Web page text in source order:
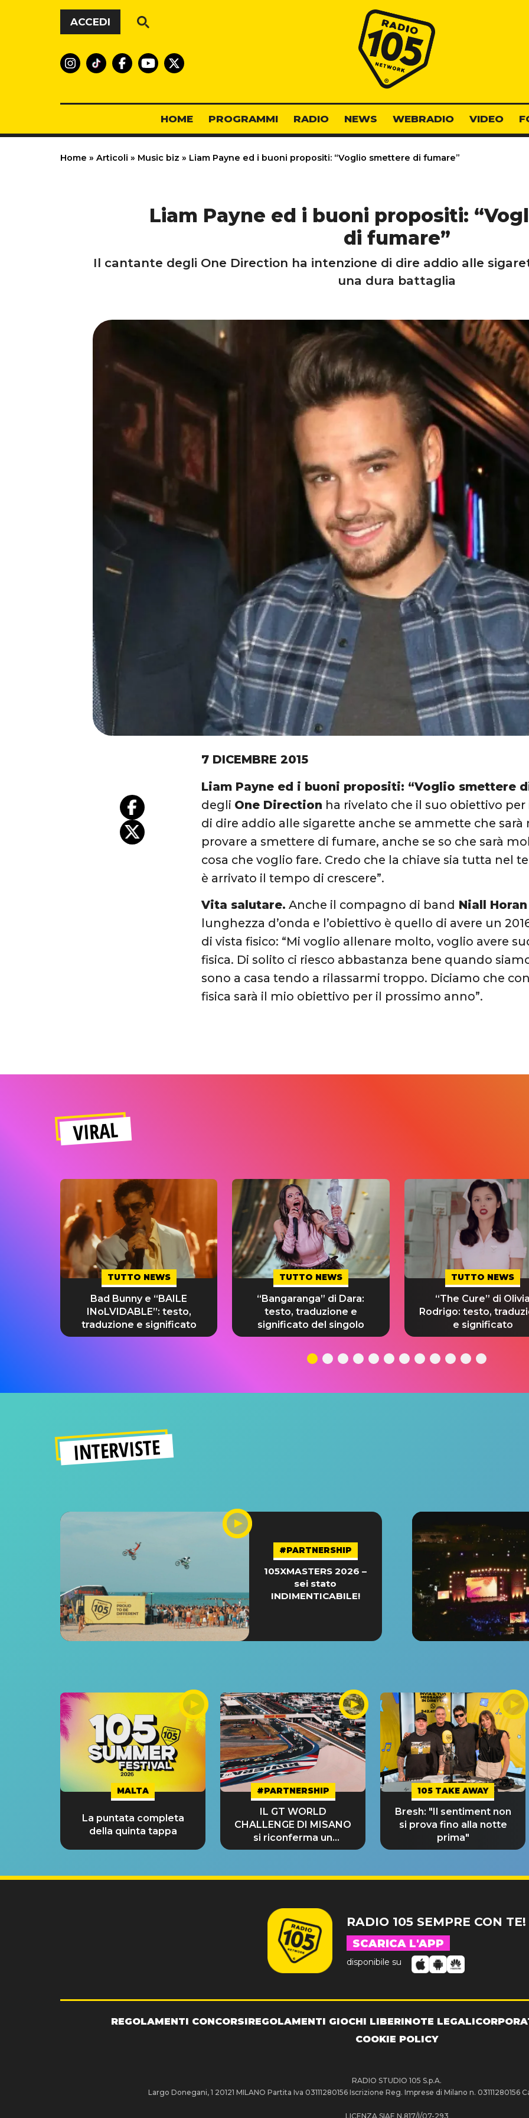
Vai al contenuto
ACCEDI
Radio 105
HOME PROGRAMMI RADIO NEWS WEBRADIO VIDEO
Home » Articoli » Music biz » Liam Payne ed i buoni propositi: “Voglio smettere di fumare”
Liam Payne ed i buoni propositi:
di fumare”
Il cantante degli One Direction ha intenzione di dire addio alle
una dura battaglia
7 DICEMBRE 2015
Liam Payne ed i buoni propositi: “Voglio smettere
degli One Direction ha rivelato che il suo obiettivo
di dire addio alle sigarette anche se ammette che sarà
provare a smettere di fumare, anche se so che sarà
cosa che voglio fare. Credo che la chiave sia tutta nel
è arrivato il tempo di crescere”.
Vita salutare. Anche il compagno di band Niall Horan
lunghezza d’onda e l’obiettivo è quello di avere un
di vista fisico: “Mi voglio allenare molto, voglio avere
fisica. Di solito ci riesco abbastanza bene quando
sono a casa tendo a rilassarmi troppo. Diciamo che
fisica sarà il mio obiettivo per il prossimo anno”.
VIRAL
TUTTO NEWS
Bad Bunny e “BAILE
INoLVIDABLE”: testo,
traduzione e significato
TUTTO NEWS
“Bangaranga” di Dara:
testo, traduzione e
significato del singolo
TUTTO NEWS
“The Cure” di Olivia
Rodrigo: testo,
e significato
INTERVISTE
#PARTNERSHIP
105XMASTERS 2026 –
sei stato
INDIMENTICABILE!
MALTA
La puntata completa
della quinta tappa
#PARTNERSHIP
IL GT WORLD
CHALLENGE DI MISANO
si riconferma un
GRANDE SUCCESSO!
105 TAKE AWAY
Bresh: "Il sentiment non
si prova fino alla notte
prima"
RADIO 105 SEMPRE CON TE!
SCARICA L'APP
disponibile su
REGOLAMENTI CONCORSIREGOLAMENTI GIOCHI LIBERINOTE LEGALI
COOKIE POLICY
RADIO STUDIO 105 S.p.A.
Largo Donegani, 1 20121 MILANO Partita Iva 03111280156 Iscrizione Reg. Imprese di Milano n.
LICENZA SIAE N.817/I/07-293